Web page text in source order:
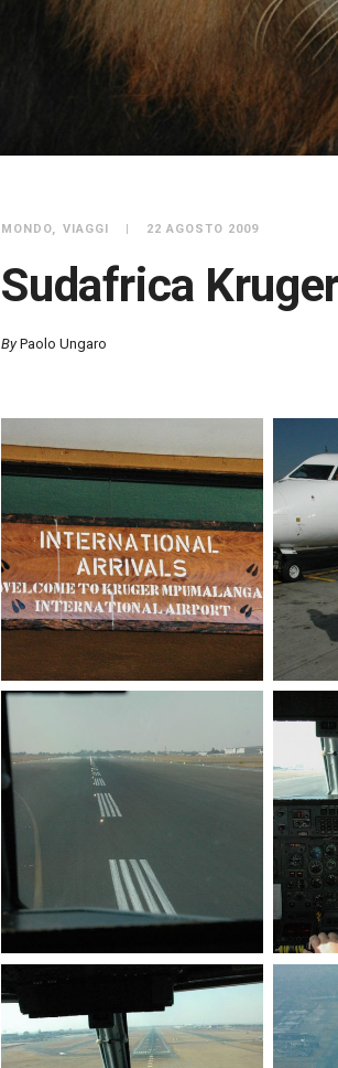
MONDO VIAGGI 22 AGOSTO 2009
Sudafrica
ByPaolo Ungaro